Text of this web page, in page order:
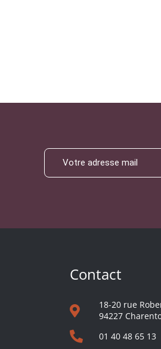
Contact
18-20 rue
94227
01 40 48 65 13